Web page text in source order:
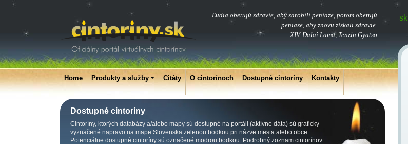
Ľudia obetujú zdravie, aby zarobili peniaze, potom obetujú
peniaze, aby znovu získali zdravie.
XIV. Dalai Lama, Tenzin Gyatso
Home Produkty a služby Citáty O cintorínoch Dostupné cintoríny Kontakty
Dostupné cintoríny
Cintoríny, ktorých databázy a/alebo mapy sú dostupné na portáli (aktívne dáta) sú graficky
vyznačené napravo na mape Slovenska zelenou bodkou pri názve mesta alebo obce.
Potenciálne dostupné cintoríny sú označené modrou bodkou. Podrobný zoznam cintorínov
sk|